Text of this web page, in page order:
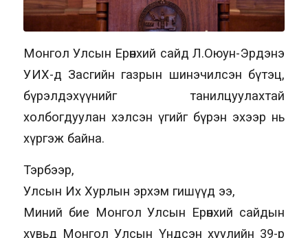
Монгол Улсын Ерөнхий сайд Л.Оюун-Эрдэнэ
УИХ-д Засгийн газрын шинэчилсэн бүтэц,
бүрэлдэхүүнийг танилцуулахтай
холбогдуулан хэлсэн үгийг бүрэн эхээр нь
хүргэж байна.
Тэрбээр,
Улсын Их Хурлын эрхэм гишүүд ээ,
Миний бие Монгол Улсын Ерөнхий сайдын
хувьд Монгол Улсын Үндсэн хуулийн 39-р